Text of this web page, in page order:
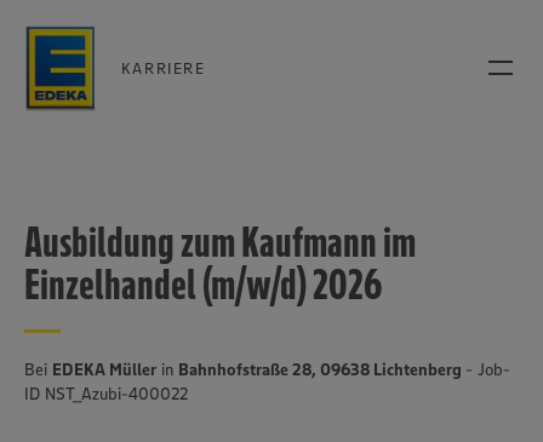
KARRIERE
Ausbildung zum Kaufmann im
Einzelhandel (m/w/d) 2026
Bei EDEKA Müller in Bahnhofstraße 28, 09638 Lichtenberg - Job-
ID NST_Azubi-400022